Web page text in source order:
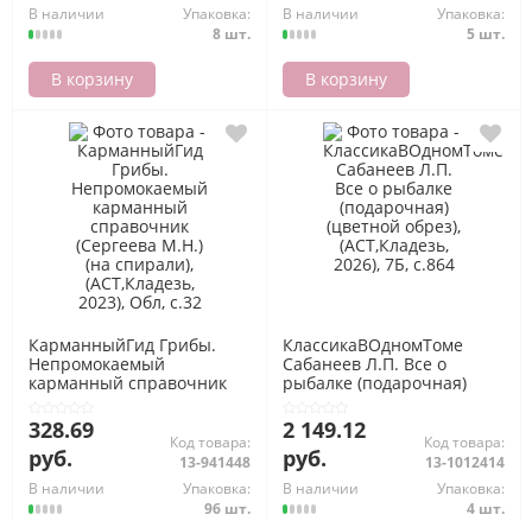
В наличии
Упаковка:
8 шт.
В корзину
В наличии
Упаковка:
5 шт.
В корзину
КарманныйГид Грибы.
Непромокаемый
карманный справочник
спирали), (АСТ,Кладезь,
2023), Обл, c.32
328.69
руб.
Код товара:
13-941448
В наличии
Упаковка:
96 шт.
КлассикаВОдномТоме
Сабанеев Л.П. Все о
рыбалке (подарочная)
(АСТ,Кладезь, 2026), 7Б,
c.864
2 149.12
руб.
Код товара:
13-1012414
В наличии
Упаковка:
4 шт.